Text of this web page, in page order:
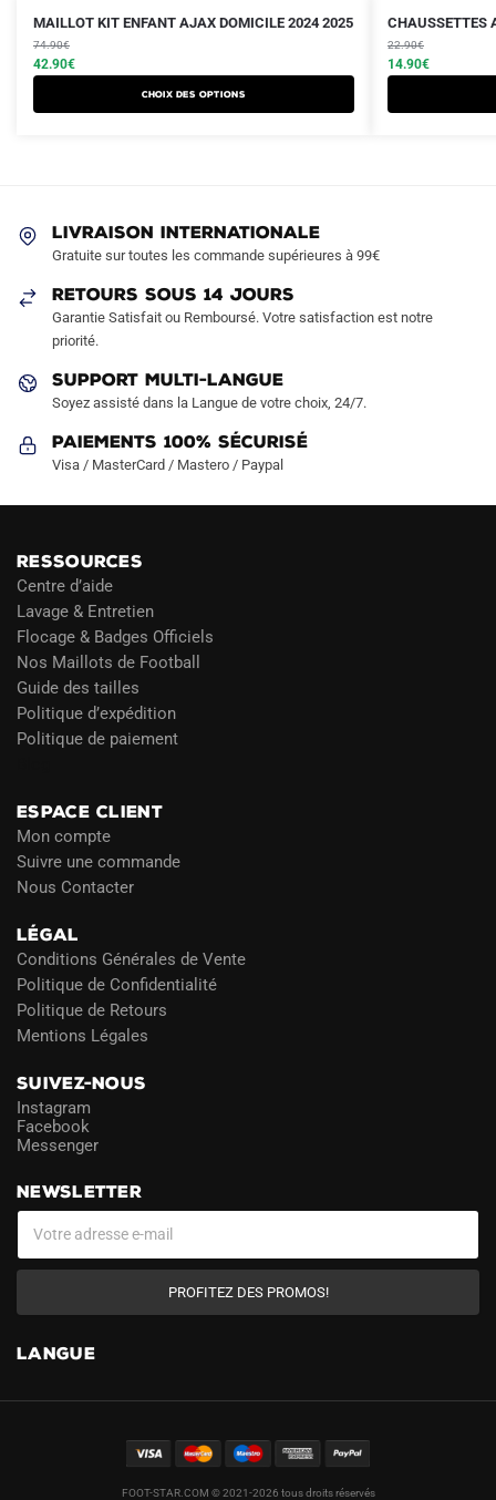
MAILLOT KIT ENFANT AJAX DOMICILE 2024 2025
74.90€
Le
prix
initial
était :
42.90€
Le
prix
actuel
est :
Choix des options
Ce
produit
a
être
choisies
sur
page
produit
CHAUSSETTES
22.90€
Le
prix
initial
était :
14.90€
Le
prix
actuel
est :
LIVRAISON INTERNATIONALE
Gratuite sur toutes les commande supérieures à 99€
RETOURS SOUS 14 JOURS
Garantie Satisfait ou Remboursé. Votre satisfaction est notre
priorité.
SUPPORT MULTI-LANGUE
Soyez assisté dans la Langue de votre choix, 24/7.
Paiements 100% Sécurisé
Visa / MasterCard / Mastero / Paypal
RESSOURCES
Centre d’aide
Lavage & Entretien
Flocage & Badges Officiels
Nos Maillots de Football
Guide des tailles
Politique d’expédition
Politique de paiement
ESPACE CLIENT
Mon compte
Suivre une commande
Nous Contacter
LÉGAL
Conditions Générales de Vente
Politique de Confidentialité
Politique de Retours
Mentions Légales
SUIVEZ-NOUS
Instagram
Facebook
Messenger
NEWSLETTER
PROFITEZ DES PROMOS!
LANGUE
FOOT-STAR.COM © 2021-2026 tous droits réservés